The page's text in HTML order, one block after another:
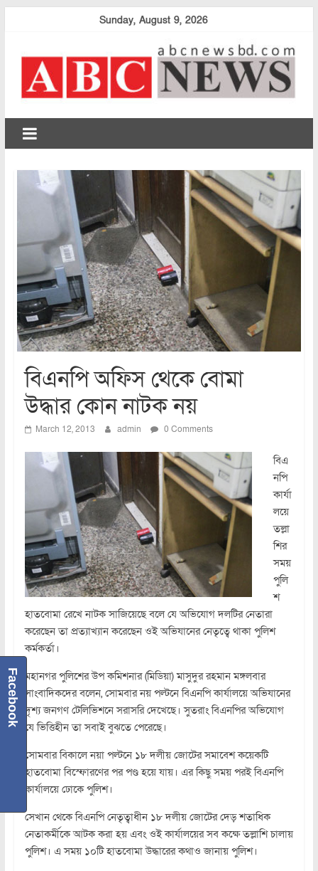
Sunday, August 9, 2026
abcnewsbd
বিএনপি অফিস থেকে বোমা
উদ্ধার কোন নাটক নয়
March 12, 2013 admin 0 Comments
বিএ
নপি
কার্যা
লয়ে
তল্লা
শির
সময়
পুলি
শ
হাতবোমা রেখে নাটক সাজিয়েছে বলে যে অভিযোগ দলটির নেতারা
করেছেন তা প্রত্যাখ্যান করেছেন ওই অভিযানের নেতৃত্বে থাকা পুলিশ
কর্মকর্তা।
মহানগর পুলিশের উপ কমিশনার (মিডিয়া) মাসুদুর রহমান মঙ্গলবার
সাংবাদিকদের বলেন, সোমবার নয় পল্টনে বিএনপি কার্যালয়ে অভিযানের
দৃশ্য জনগণ টেলিভিশনে সরাসরি দেখেছে। সুতরাং বিএনপির অভিযোগ
যে ভিত্তিহীন তা সবাই বুঝতে পেরেছে।
সোমবার বিকালে নয়া পল্টনে ১৮ দলীয় জোটের সমাবেশ কয়েকটি
হাতবোমা বিস্ফোরণের পর পণ্ড হয়ে যায়। এর কিছু সময় পরই বিএনপি
কার্যালয়ে ঢোকে পুলিশ।
সেখান থেকে বিএনপি নেতৃত্বাধীন ১৮ দলীয় জোটের দেড় শতাধিক
নেতাকর্মীকে আটক করা হয় এবং ওই কার্যালয়ের সব কক্ষে তল্লাশি চালায়
পুলিশ। এ সময় ১০টি হাতবোমা উদ্ধারের কথাও জানায় পুলিশ।
Facebook